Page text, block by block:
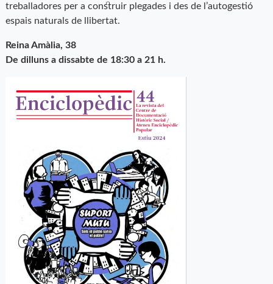
treballadores per a construir plegades i des de l’autogestió
espais naturals de llibertat.
Reina Amàlia, 38
De dilluns a dissabte de 18:30 a 21 h.